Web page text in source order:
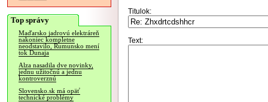
Top správy
Maďarsko jadrovú elektráreň
nakoniec kompletne
neodstavilo, Rumunsko mení
tok Dunaja
Alza nasadila dve novinky,
jednu užitočnú a jednu
kontroverznú
Slovensko.sk má opäť
technické problémy
Titulok:
Text: